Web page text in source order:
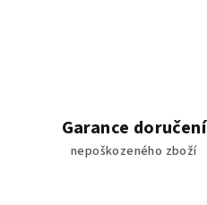
Garance doručení
nepoškozeného zboží